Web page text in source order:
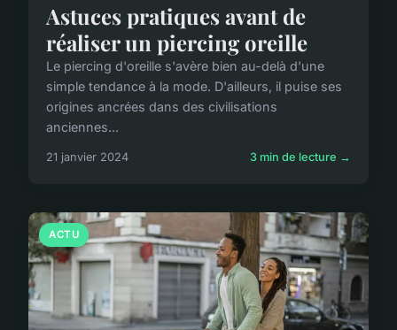
Astuces pratiques avant de
réaliser un piercing oreille
Le piercing d'oreille s'avère bien au-delà d'une
simple tendance à la mode. D'ailleurs, il puise ses
origines ancrées dans des civilisations
anciennes...
21 janvier 2024 3 min de lecture →
ACTU